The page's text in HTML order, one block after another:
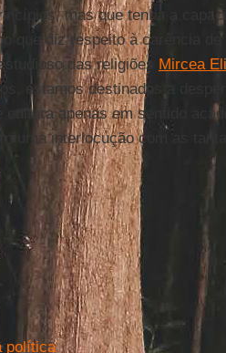
mas que tenha a
que diz respeito à carência
das religiões Mircea
estamos destinados a
cultura apenas em sentido
uma interlocução com as
política